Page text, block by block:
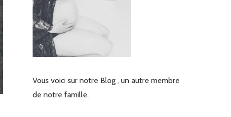
Vous voici sur notre Blog , un autre membre
de notre famille.